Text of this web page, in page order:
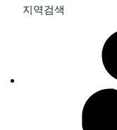
지역검색